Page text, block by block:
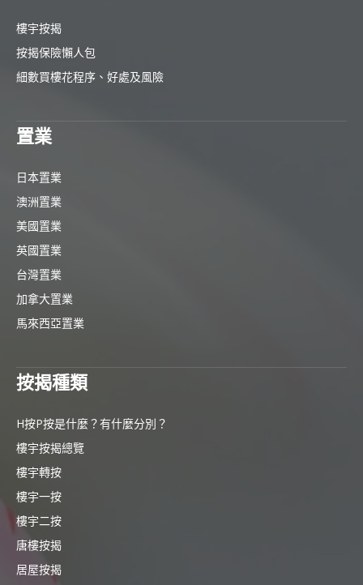
樓宇按揭
按揭保險懶人包
細數買樓花程序、好處及風險
置業
日本置業
澳洲置業
美國置業
英國置業
台灣置業
加拿大置業
馬來西亞置業
按揭種類
H按P按是什麼？有什麼分別？
樓宇按揭總覽
樓宇轉按
樓宇一按
樓宇二按
唐樓按揭
居屋按揭